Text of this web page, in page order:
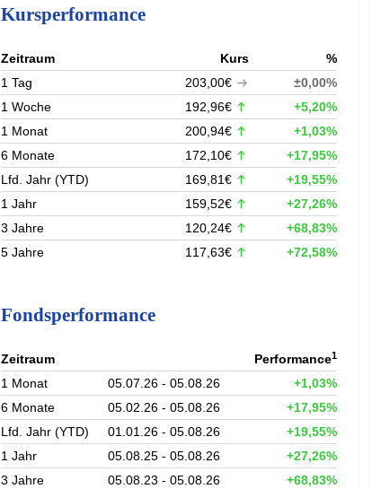
Kursperformance
Zeitraum Kurs
%
1 Tag
203,00€
±0,00%
1 Woche
192,96€
+5,20%
1 Monat
200,94€
+1,03%
6 Monate
172,10€
+17,95%
Lfd. Jahr (YTD)
169,81€
+19,55%
1 Jahr
159,52€
+27,26%
3 Jahre
120,24€
+68,83%
5 Jahre
117,63€ +72,58%
Fondsperformance
Zeitraum Performance1
1 Monat 05.07.26 - 05.08.26
+1,03%
6 Monate
05.02.26 - 05.08.26
+17,95%
Lfd. Jahr (YTD)
01.01.26 - 05.08.26
+19,55%
1 Jahr
05.08.25 - 05.08.26
+27,26%
3 Jahre
05.08.23 - 05.08.26
+68,83%